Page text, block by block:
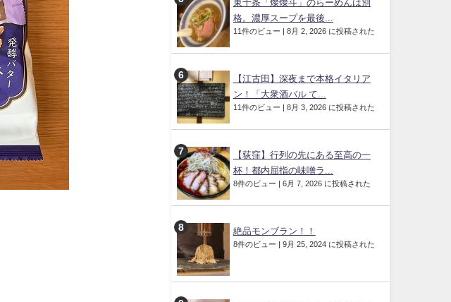
東十条「燦燦斗」のらーめんは別
格。濃厚スープを最後...
11件のビュー | 8月 2, 2026 に投稿された
【江古田】深夜まで本格イタリア
ン！「大衆酒バル て...
11件のビュー | 8月 3, 2026 に投稿された
【荻窪】行列の先にある至高の一
杯！都内屈指の味噌ラ...
8件のビュー | 6月 7, 2026 に投稿された
絶品モンブラン！！
8件のビュー | 9月 25, 2024 に投稿された